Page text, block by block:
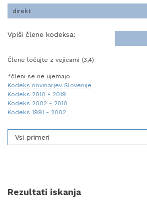
Vpiši člene kodeksa:
Člene ločujte z vejicami (3,4)
*členi se ne ujemajo
Kodeks novinarjev Slovenije
Kodeks 2010 - 2019
Kodeks 2002 - 2010
Kodeks 1991 - 2002
Vsi primeri
Rezultati iskanja